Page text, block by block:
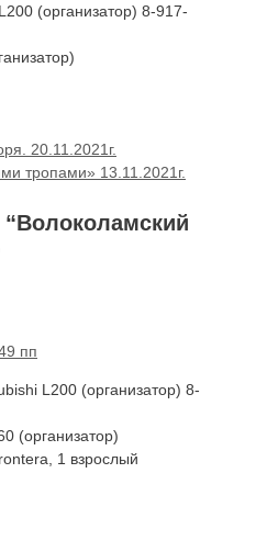
(организатор) 8-917-
20.11.2021г.
тропами» 13.11.2021г.
пп
L200 (организатор) 8-
(организатор)
1 взрослый